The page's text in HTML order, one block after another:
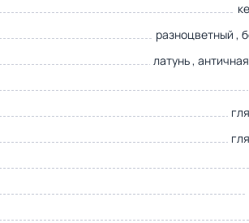
разноцветный ,
латунь ,